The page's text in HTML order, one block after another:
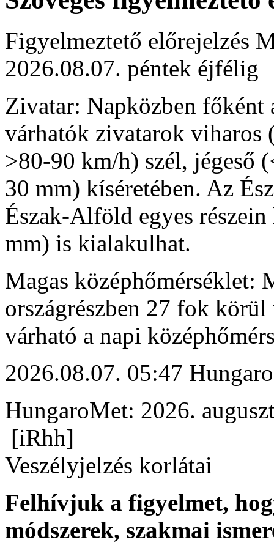
Figyelmeztető előrejelzés
2026.08.07. péntek éjfélig
Zivatar: Napközben főként
várhatók zivatarok viharos
>80-90 km/h) szél, jégeső
30 mm) kíséretében. Az
Észak-Alföld egyes
mm) is kialakulhat.
Magas középhőmérséklet:
országrészben 27 fok
várható a napi
2026.08.07. 05:47
HungaroMet: 2026.
[iRhh]
Veszélyjelzés korlátai
Felhívjuk a figyelmet,
módszerek, szakmai